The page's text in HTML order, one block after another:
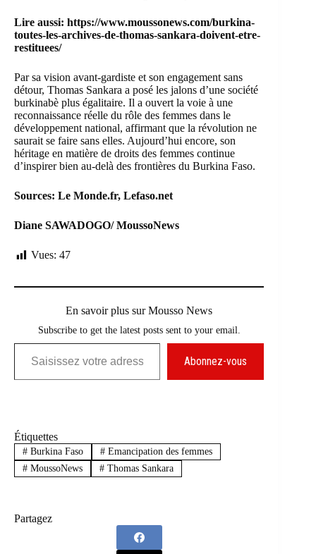
Lire aussi: https://www.moussonews.com/burkina-
toutes-les-archives-de-thomas-sankara-doivent-etre-
restituees/
Par sa vision avant-gardiste et son engagement sans
détour, Thomas Sankara a posé les jalons d’une société
burkinabè plus égalitaire. Il a ouvert la voie à une
reconnaissance réelle du rôle des femmes dans le
développement national, affirmant que la révolution ne
saurait se faire sans elles. Aujourd’hui encore, son
héritage en matière de droits des femmes continue
d’inspirer bien au-delà des frontières du Burkina Faso.
Sources: Le Monde.fr, Lefaso.net
Diane SAWADOGO/ MoussoNews
Vues: 47
En savoir plus sur Mousso News
Subscribe to get the latest posts sent to your email.
Saisissez votre adresse e-mail…
Abonnez-vous
Étiquettes
#Burkina Faso #Emancipation des femmes
#MoussoNews #Thomas Sankara
Partagez